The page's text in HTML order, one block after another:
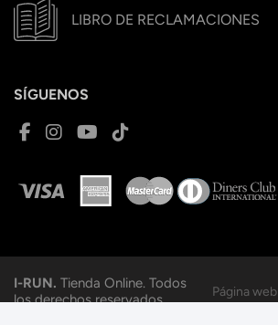
LIBRO DE RECLAMACIONES
SÍGUENOS
I-RUN. Tienda Online. Todos
los derechos reservados.
Página web